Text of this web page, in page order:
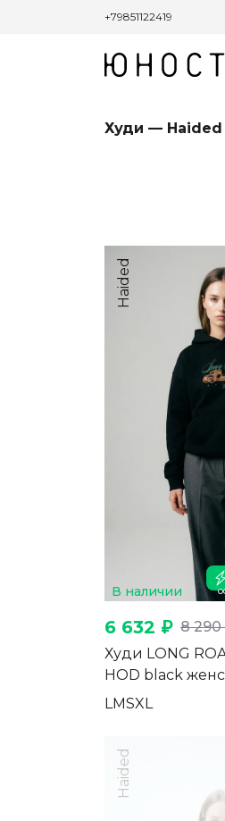
+79851122419
Худи — Haided
В наличии
Haided
6 632 ₽ 8 290
Худи LONG
HOD black
LMSXL
Haided